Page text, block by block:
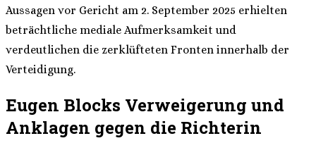
Aussagen vor Gericht am 2. September 2025 erhielten
beträchtliche mediale Aufmerksamkeit und
verdeutlichen die zerklüfteten Fronten innerhalb der
Verteidigung.
Eugen Blocks Verweigerung und
Anklagen gegen die Richterin